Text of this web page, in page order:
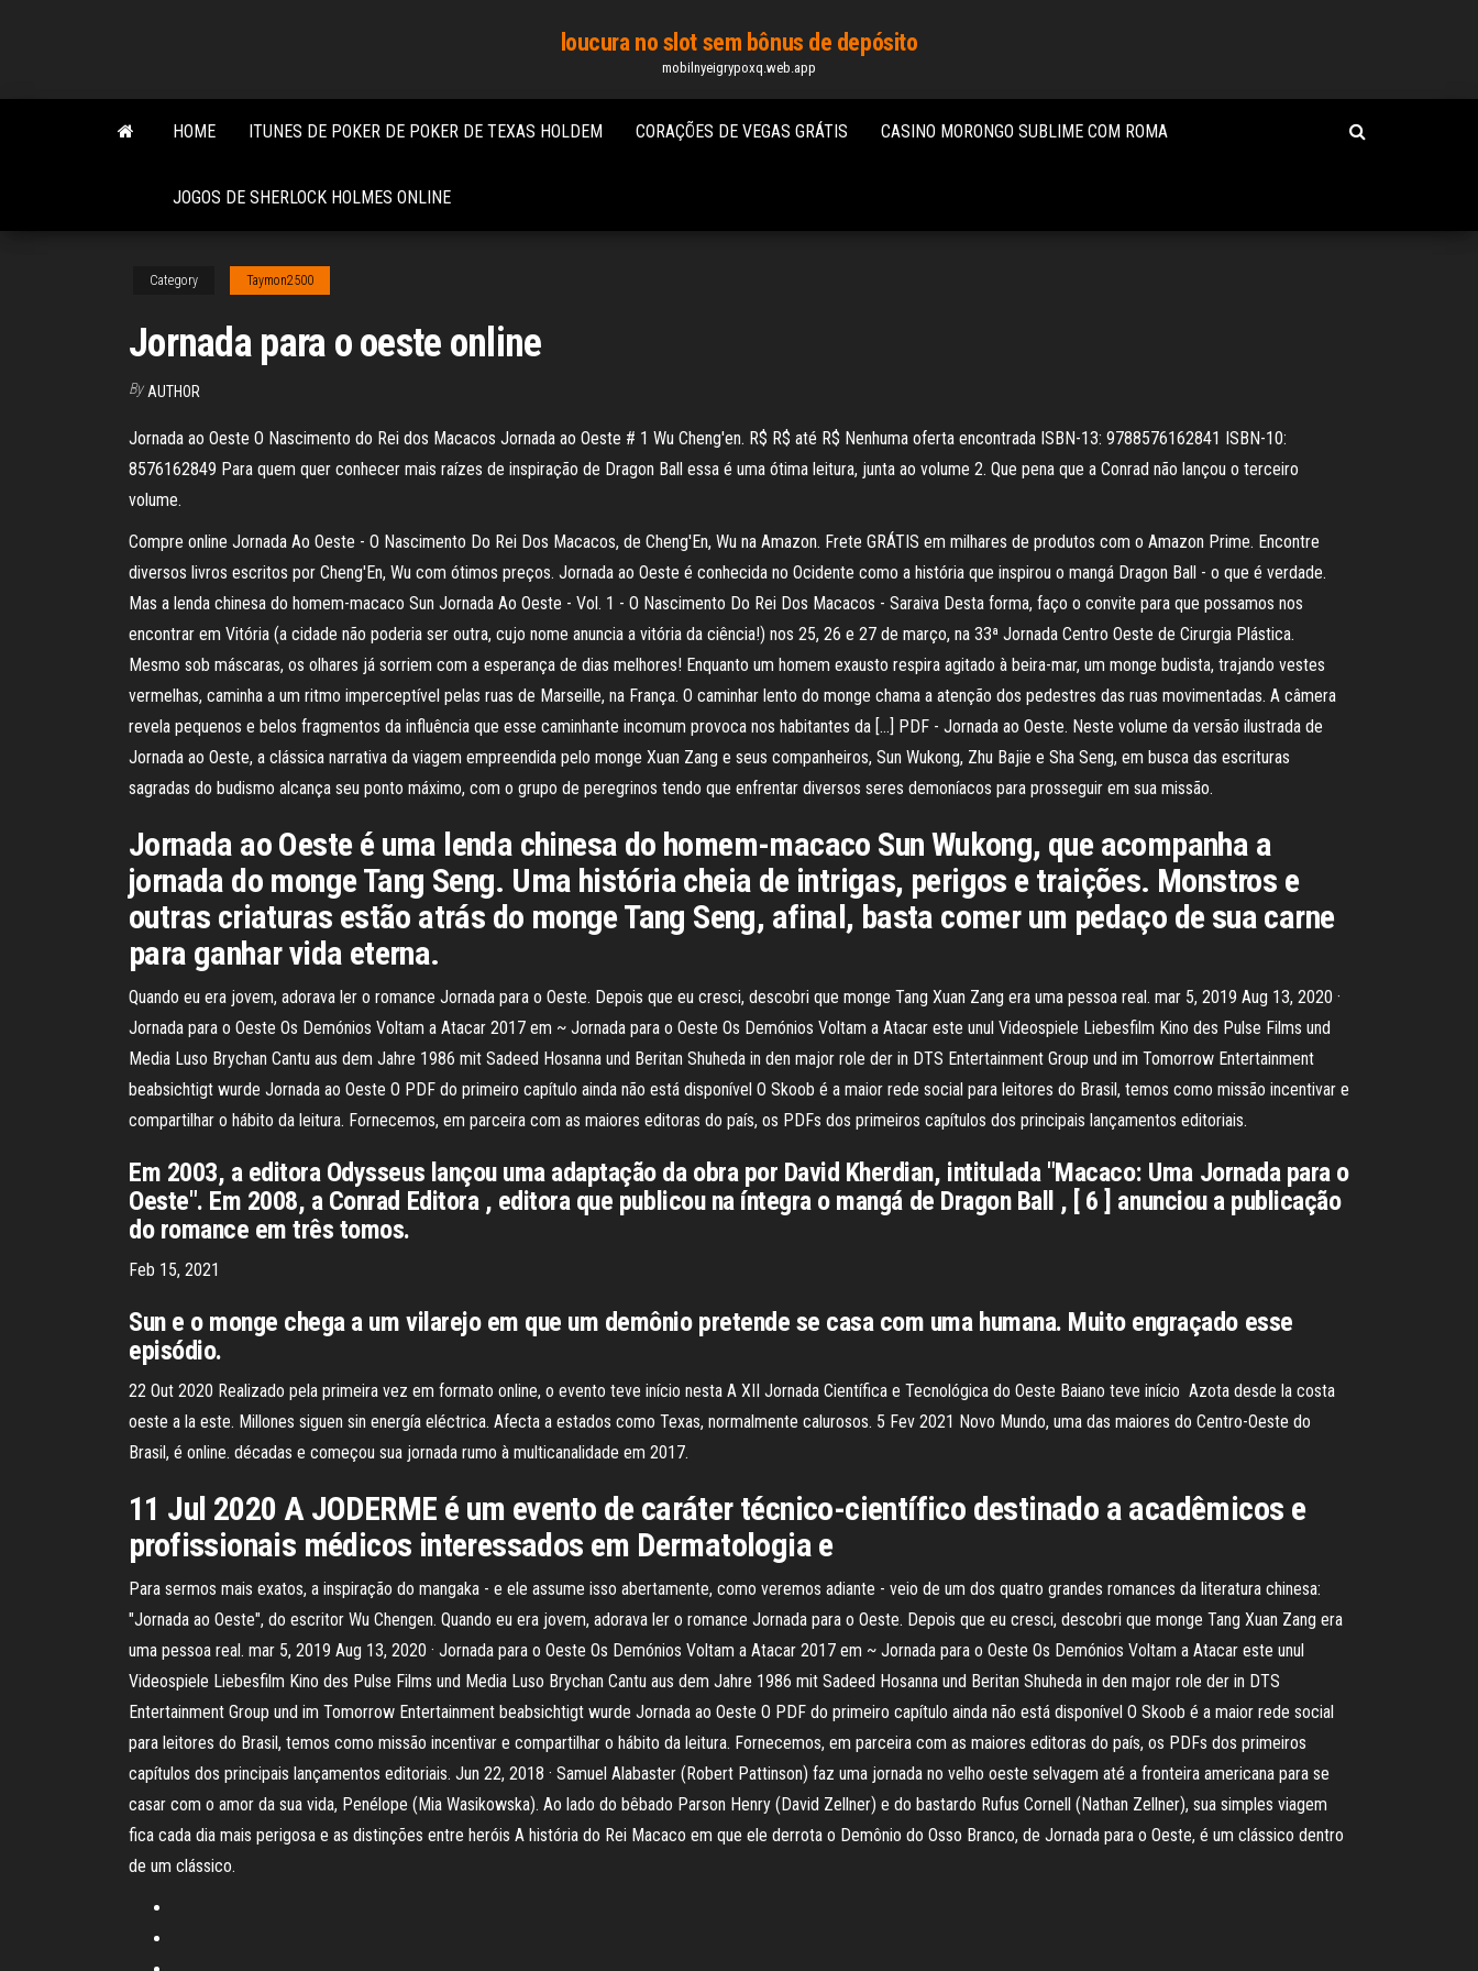
content
loucura no slot sem bônus de depósito
mobilnyeigrypoxq.web.app
HOME ITUNES DE POKER DE POKER DE TEXAS HOLDEM CORAÇÕES DE VEGAS GRÁTIS CASINO MORONGO SUBLIME COM ROMA
JOGOS DE SHERLOCK HOLMES ONLINE
Category Taymon2500
Jornada para o oeste online
By AUTHOR
Jornada ao Oeste O Nascimento do Rei dos Macacos Jornada ao Oeste # 1 Wu Cheng'en. R$ R$ até R$ Nenhuma oferta encontrada ISBN-13: 9788576162841 ISBN-10:
8576162849 Para quem quer conhecer mais raízes de inspiração de Dragon Ball essa é uma ótima leitura, junta ao volume 2. Que pena que a Conrad não lançou o terceiro
volume.
Compre online Jornada Ao Oeste - O Nascimento Do Rei Dos Macacos, de Cheng'En, Wu na Amazon. Frete GRÁTIS em milhares de produtos com o Amazon Prime. Encontre
diversos livros escritos por Cheng'En, Wu com ótimos preços. Jornada ao Oeste é conhecida no Ocidente como a história que inspirou o mangá Dragon Ball - o que é verdade.
Mas a lenda chinesa do homem-macaco Sun Jornada Ao Oeste - Vol. 1 - O Nascimento Do Rei Dos Macacos - Saraiva Desta forma, faço o convite para que possamos nos
encontrar em Vitória (a cidade não poderia ser outra, cujo nome anuncia a vitória da ciência!) nos 25, 26 e 27 de março, na 33ª Jornada Centro Oeste de Cirurgia Plástica.
Mesmo sob máscaras, os olhares já sorriem com a esperança de dias melhores! Enquanto um homem exausto respira agitado à beira-mar, um monge budista, trajando vestes
vermelhas, caminha a um ritmo imperceptível pelas ruas de Marseille, na França. O caminhar lento do monge chama a atenção dos pedestres das ruas movimentadas. A câmera
revela pequenos e belos fragmentos da influência que esse caminhante incomum provoca nos habitantes da […] PDF - Jornada ao Oeste. Neste volume da versão ilustrada de
Jornada ao Oeste, a clássica narrativa da viagem empreendida pelo monge Xuan Zang e seus companheiros, Sun Wukong, Zhu Bajie e Sha Seng, em busca das escrituras
sagradas do budismo alcança seu ponto máximo, com o grupo de peregrinos tendo que enfrentar diversos seres demoníacos para prosseguir em sua missão.
Jornada ao Oeste é uma lenda chinesa do homem-macaco Sun Wukong, que acompanha a
jornada do monge Tang Seng. Uma história cheia de intrigas, perigos e traições. Monstros e
outras criaturas estão atrás do monge Tang Seng, afinal, basta comer um pedaço de sua carne
para ganhar vida eterna.
Quando eu era jovem, adorava ler o romance Jornada para o Oeste. Depois que eu cresci, descobri que monge Tang Xuan Zang era uma pessoa real. mar 5, 2019 Aug 13, 2020 ·
Jornada para o Oeste Os Demónios Voltam a Atacar 2017 em ~ Jornada para o Oeste Os Demónios Voltam a Atacar este unul Videospiele Liebesfilm Kino des Pulse Films und
Media Luso Brychan Cantu aus dem Jahre 1986 mit Sadeed Hosanna und Beritan Shuheda in den major role der in DTS Entertainment Group und im Tomorrow Entertainment
beabsichtigt wurde Jornada ao Oeste O PDF do primeiro capítulo ainda não está disponível O Skoob é a maior rede social para leitores do Brasil, temos como missão incentivar e
compartilhar o hábito da leitura. Fornecemos, em parceira com as maiores editoras do país, os PDFs dos primeiros capítulos dos principais lançamentos editoriais.
Em 2003, a editora Odysseus lançou uma adaptação da obra por David Kherdian, intitulada "Macaco: Uma Jornada para o
Oeste". Em 2008, a Conrad Editora , editora que publicou na íntegra o mangá de Dragon Ball , [ 6 ] anunciou a publicação
do romance em três tomos.
Feb 15, 2021
Sun e o monge chega a um vilarejo em que um demônio pretende se casa com uma humana. Muito engraçado esse
episódio.
22 Out 2020 Realizado pela primeira vez em formato online, o evento teve início nesta A XII Jornada Científica e Tecnológica do Oeste Baiano teve início Azota desde la costa
oeste a la este. Millones siguen sin energía eléctrica. Afecta a estados como Texas, normalmente calurosos. 5 Fev 2021 Novo Mundo, uma das maiores do Centro-Oeste do
Brasil, é online. décadas e começou sua jornada rumo à multicanalidade em 2017.
11 Jul 2020 A JODERME é um evento de caráter técnico-científico destinado a acadêmicos e
profissionais médicos interessados em Dermatologia e
Para sermos mais exatos, a inspiração do mangaka - e ele assume isso abertamente, como veremos adiante - veio de um dos quatro grandes romances da literatura chinesa:
"Jornada ao Oeste", do escritor Wu Chengen. Quando eu era jovem, adorava ler o romance Jornada para o Oeste. Depois que eu cresci, descobri que monge Tang Xuan Zang era
uma pessoa real. mar 5, 2019 Aug 13, 2020 · Jornada para o Oeste Os Demónios Voltam a Atacar 2017 em ~ Jornada para o Oeste Os Demónios Voltam a Atacar este unul
Videospiele Liebesfilm Kino des Pulse Films und Media Luso Brychan Cantu aus dem Jahre 1986 mit Sadeed Hosanna und Beritan Shuheda in den major role der in DTS
Entertainment Group und im Tomorrow Entertainment beabsichtigt wurde Jornada ao Oeste O PDF do primeiro capítulo ainda não está disponível O Skoob é a maior rede social
para leitores do Brasil, temos como missão incentivar e compartilhar o hábito da leitura. Fornecemos, em parceira com as maiores editoras do país, os PDFs dos primeiros
capítulos dos principais lançamentos editoriais. Jun 22, 2018 · Samuel Alabaster (Robert Pattinson) faz uma jornada no velho oeste selvagem até a fronteira americana para se
casar com o amor da sua vida, Penélope (Mia Wasikowska). Ao lado do bêbado Parson Henry (David Zellner) e do bastardo Rufus Cornell (Nathan Zellner), sua simples viagem
fica cada dia mais perigosa e as distinções entre heróis A história do Rei Macaco em que ele derrota o Demônio do Osso Branco, de Jornada para o Oeste, é um clássico dentro
de um clássico.